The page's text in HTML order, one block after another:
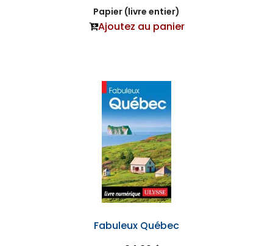
Papier (livre entier)
Ajoutez au panier
Fabuleux Québec